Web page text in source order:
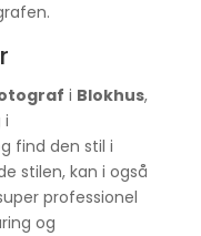
i Blokhus,
i
find den stil i
stilen, kan i også
professionel
og